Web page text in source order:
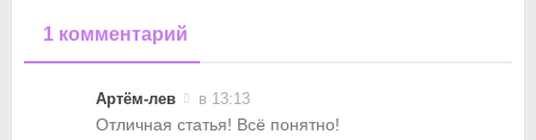
1 комментарий
Артём-лев в 13:13
Отличная статья! Всё понятно!